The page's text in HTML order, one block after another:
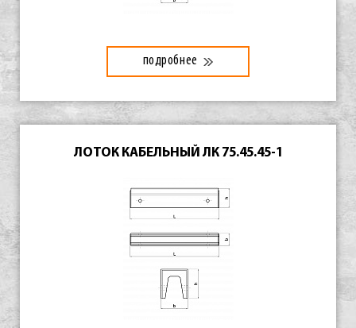
подробнее
ЛОТОК КАБЕЛЬНЫЙ ЛК 75.45.45-1